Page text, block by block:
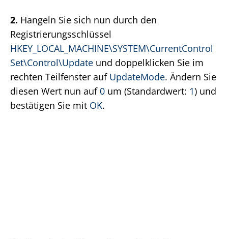
2. Hangeln Sie sich nun durch den
Registrierungsschlüssel
HKEY_LOCAL_MACHINE\SYSTEM\CurrentControl
Set\Control\Update und doppelklicken Sie im
rechten Teilfenster auf UpdateMode. Ändern Sie
diesen Wert nun auf 0 um (Standardwert: 1) und
bestätigen Sie mit OK.